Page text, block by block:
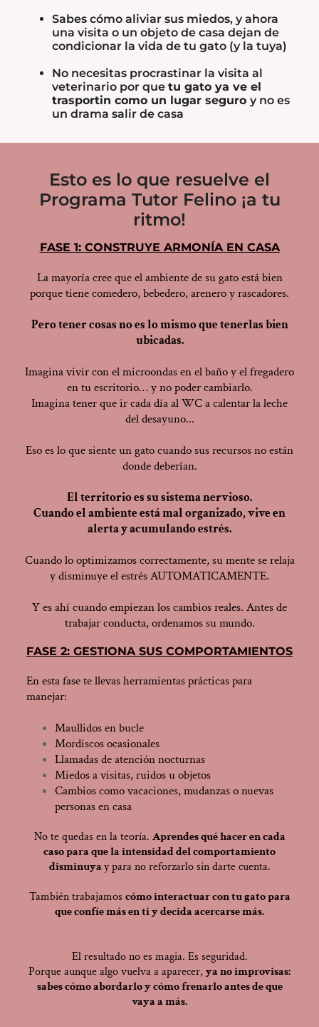
Sabes cómo aliviar sus miedos, y ahora
una visita o un objeto de casa dejan de
condicionar la vida de tu gato (y la tuya)
No necesitas procrastinar la visita al
veterinario por que tu gato ya ve el
trasportin como un lugar seguro y no es
un drama salir de casa
Esto es lo que resuelve el
Programa Tutor Felino ¡a tu
ritmo!
FASE 1: CONSTRUYE ARMONÍA EN CASA
La mayoría cree que el ambiente de su gato está bien
porque tiene comedero, bebedero, arenero y rascadores.
Pero tener cosas no es lo mismo que tenerlas bien
ubicadas.
Imagina vivir con el microondas en el baño y el fregadero
en tu escritorio… y no poder cambiarlo.
Imagina tener que ir cada día al WC a calentar la leche
del desayuno...
Eso es lo que siente un gato cuando sus recursos no están
donde deberían.
El territorio es su sistema nervioso.
Cuando el ambiente está mal organizado, vive en
alerta y acumulando estrés.
Cuando lo optimizamos correctamente, su mente se relaja
y disminuye el estrés AUTOMATICAMENTE.
Y es ahí cuando empiezan los cambios reales. Antes de
trabajar conducta, ordenamos su mundo.
FASE 2: GESTIONA SUS COMPORTAMIENTOS
En esta fase te llevas herramientas prácticas para
manejar:
Maullidos en bucle
Mordiscos ocasionales
Llamadas de atención nocturnas
Miedos a visitas, ruidos u objetos
Cambios como vacaciones, mudanzas o nuevas
personas en casa
No te quedas en la teoría. Aprendes qué hacer en cada
caso para que la intensidad del comportamiento
disminuyay para no reforzarlo sin darte cuenta.
También trabajamos cómo interactuar con tu gato para
que confíe más en ti y decida acercarse más.
El resultado no es magia. Es seguridad.
Porque aunque algo vuelva a aparecer, ya no improvisas:
sabes cómo abordarlo y cómo frenarlo antes de que
vaya a más.